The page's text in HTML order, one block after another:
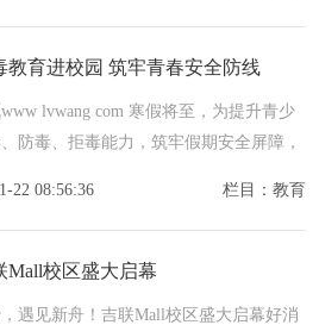
毒工
教育进校园 筑牢青春安全防线
lvwang com 寒假将至，为提升青少
防毒、拒毒能力，筑牢假期安全屏障，
期
22 08:56:36 栏目：教育
Mall校区盛大启幕
遇见新舟！吉联Mall校区盛大启幕好消